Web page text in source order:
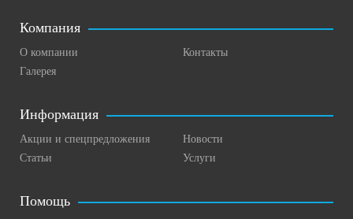
Компания
О компании
Галерея
Контакты
Информация
Акции и спецпредложения
Статьи
Новости
Услуги
Помощь